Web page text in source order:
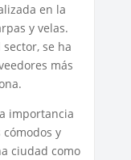
en la
y velas.
se ha
más
importancia
y
ciudad como